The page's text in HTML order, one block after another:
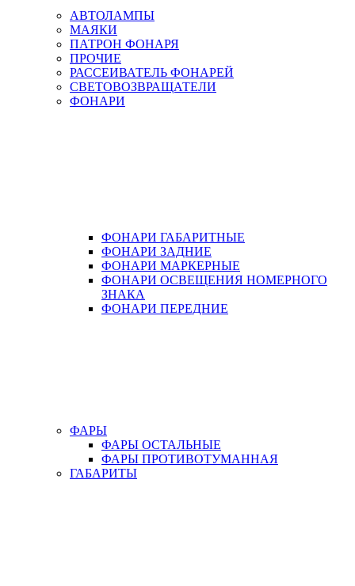
АВТОЛАМПЫ
МАЯКИ
ПАТРОН ФОНАРЯ
ПРОЧИЕ
РАССЕИВАТЕЛЬ ФОНАРЕЙ
СВЕТОВОЗВРАЩАТЕЛИ
ФОНАРИ
ФОНАРИ ГАБАРИТНЫЕ
ФОНАРИ ЗАДНИЕ
ФОНАРИ МАРКЕРНЫЕ
ФОНАРИ ОСВЕЩЕНИЯ НОМЕРНОГО
ЗНАКА
ФОНАРИ ПЕРЕДНИЕ
ФАРЫ
ФАРЫ ОСТАЛЬНЫЕ
ФАРЫ ПРОТИВОТУМАННАЯ
ГАБАРИТЫ